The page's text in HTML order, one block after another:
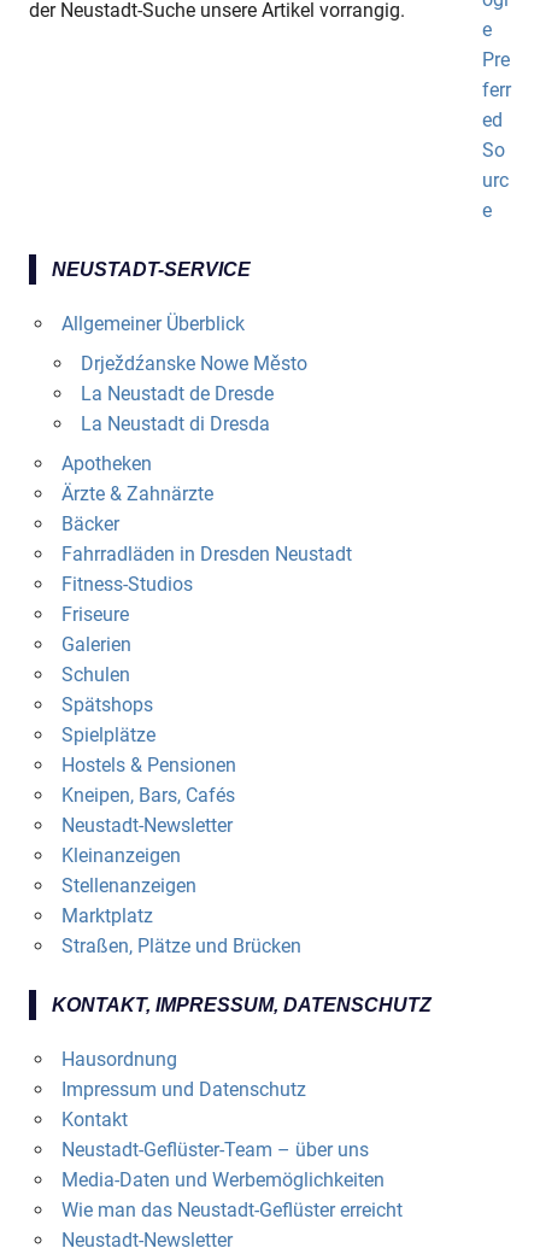
der Neustadt-Suche unsere Artikel vorrangig.
NEUSTADT-SERVICE
Allgemeiner Überblick
Drježdźanske Nowe Město
La Neustadt de Dresde
La Neustadt di Dresda
Apotheken
Ärzte & Zahnärzte
Bäcker
Fahrradläden in Dresden Neustadt
Fitness-Studios
Friseure
Galerien
Schulen
Spätshops
Spielplätze
Hostels & Pensionen
Kneipen, Bars, Cafés
Neustadt-Newsletter
Kleinanzeigen
Stellenanzeigen
Marktplatz
Straßen, Plätze und Brücken
KONTAKT, IMPRESSUM, DATENSCHUTZ
Hausordnung
Impressum und Datenschutz
Kontakt
Neustadt-Geflüster-Team – über uns
Media-Daten und Werbemöglichkeiten
Wie man das Neustadt-Geflüster erreicht
Neustadt-Newsletter